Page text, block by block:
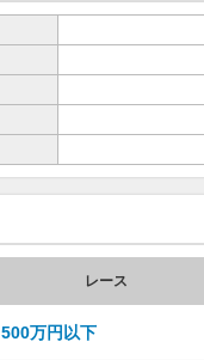
レース
500万円以下